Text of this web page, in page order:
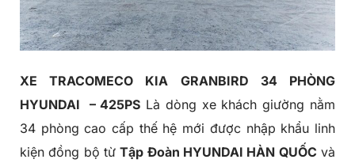
XE TRACOMECO KIA GRANBIRD 34 PHÒNG
HYUNDAI – 425PS Là dòng xe khách giường nằm
34 phòng cao cấp thế hệ mới được nhập khẩu linh
kiện đồng bộ từTập Đoàn HYUNDAI HÀN QUỐC và